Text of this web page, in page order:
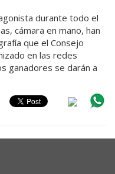
durante todo el
cámara en mano, han
que el Consejo
en las redes
ganadores se darán a